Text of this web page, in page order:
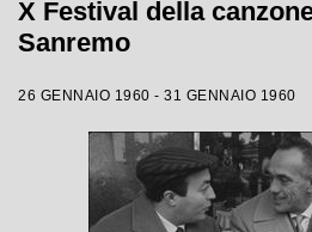
X Festival della
Sanremo
26 GENNAIO 1960 - 31 GENNAIO 1960